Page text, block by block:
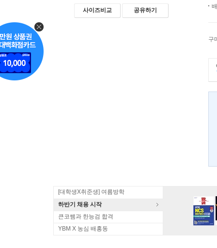
사이즈비교 공유하기
구
[대학생X취준생] 여름방학
하반기 채용 시작
큰코쌤과 한능검 합격
YBM X 농심 배홍동